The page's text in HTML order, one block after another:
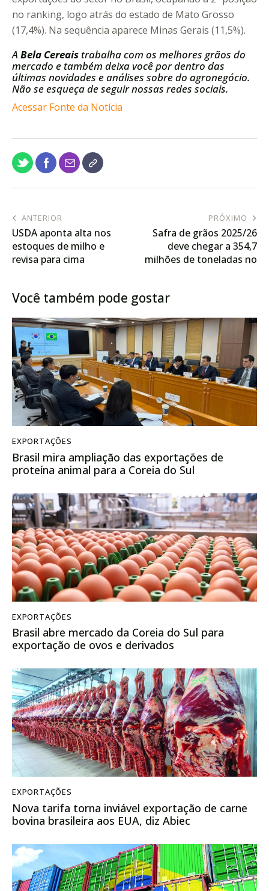
no ranking, logo atrás do estado de Mato Grosso
(17,4%). Na sequência aparece Minas Gerais (11,5%).
A Bela Cereais trabalha com os melhores grãos do
mercado e também deixa você por dentro das
últimas novidades e análises sobre do agronegócio.
Não se esqueça de seguir nossas redes sociais.
Acessar Fonte da Notícia
ANTERIOR
USDA aponta alta nos
estoques de milho e
revisa para cima
PRÓXIMO
Safra de grãos 2025/26
deve chegar a 354,7
milhões de toneladas no
Você também pode gostar
EXPORTAÇÕES
Brasil mira ampliação das exportações de
proteína animal para a Coreia do Sul
EXPORTAÇÕES
Brasil abre mercado da Coreia do Sul para
exportação de ovos e derivados
EXPORTAÇÕES
Nova tarifa torna inviável exportação de carne
bovina brasileira aos EUA, diz Abiec